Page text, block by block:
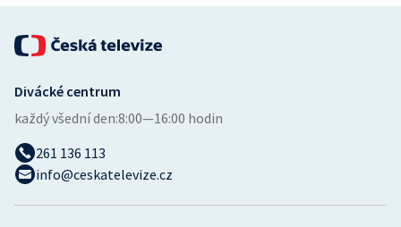
Divácké centrum
každý všední den:8:00—16:00 hodin
261 136 113
info@ceskatelevize.cz